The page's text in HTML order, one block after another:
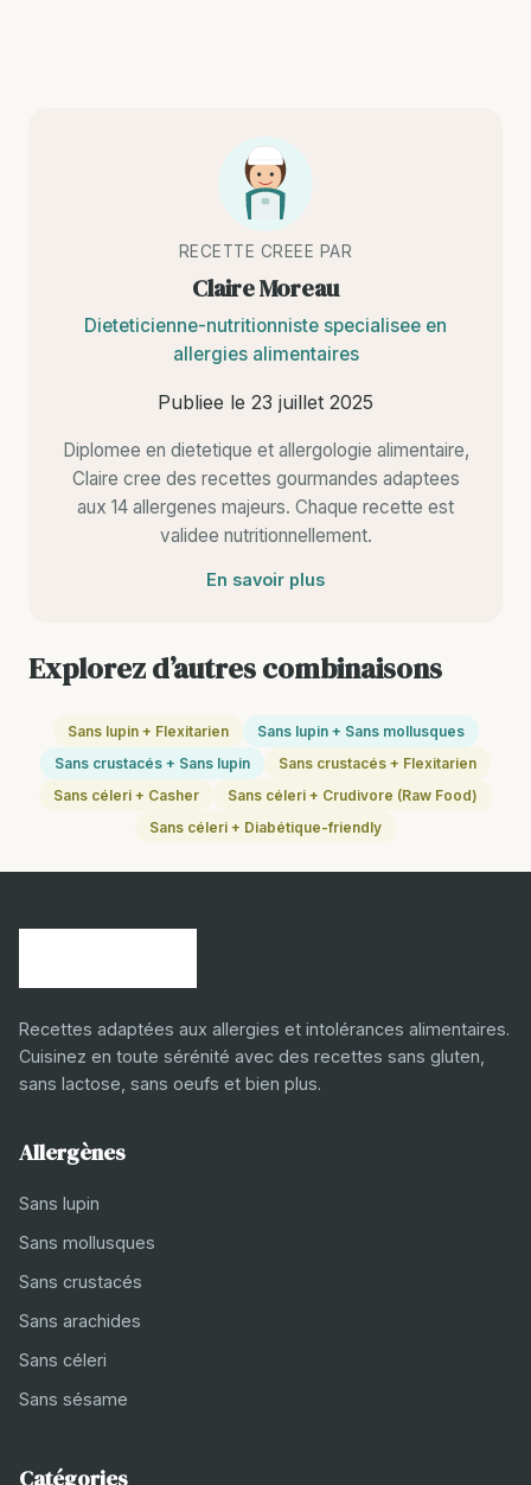
RECETTE CREEE PAR
Claire Moreau
Dieteticienne-nutritionniste specialisee en
allergies alimentaires
Publiee le 23 juillet 2025
Diplomee en dietetique et allergologie alimentaire,
Claire cree des recettes gourmandes adaptees
aux 14 allergenes majeurs. Chaque recette est
validee nutritionnellement.
En savoir plus
Explorez d’autres combinaisons
Sans lupin + Flexitarien
Sans lupin + Sans mollusques
Sans crustacés + Sans lupin
Sans crustacés + Flexitarien
Sans céleri + Casher
Sans céleri + Crudivore (Raw Food)
Sans céleri + Diabétique-friendly
Recettes adaptées aux allergies et intolérances alimentaires.
Cuisinez en toute sérénité avec des recettes sans gluten,
sans lactose, sans oeufs et bien plus.
Allergènes
Sans lupin
Sans mollusques
Sans crustacés
Sans arachides
Sans céleri
Sans sésame
Catégories